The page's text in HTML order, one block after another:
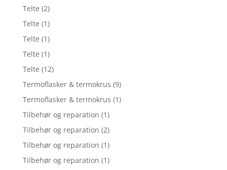
Telte (2)
Telte (1)
Telte (1)
Telte (1)
Telte (12)
Termoflasker & termokrus (9)
Termoflasker & termokrus (1)
Tilbehør og reparation (1)
Tilbehør og reparation (2)
Tilbehør og reparation (1)
Tilbehør og reparation (1)